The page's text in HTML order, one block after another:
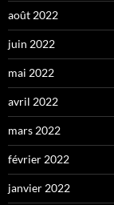
août 2022
juin 2022
mai 2022
avril 2022
mars 2022
février 2022
janvier 2022